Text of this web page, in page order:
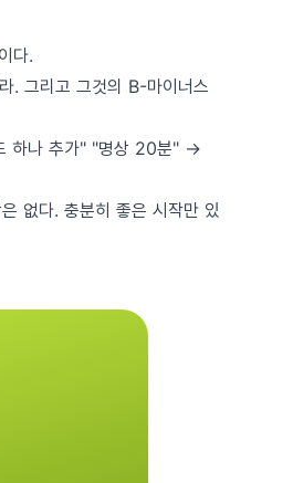
다.
. 그리고 그것의 B-마이너스
하나 추가" "명상 20분" →
없다. 충분히 좋은 시작만 있